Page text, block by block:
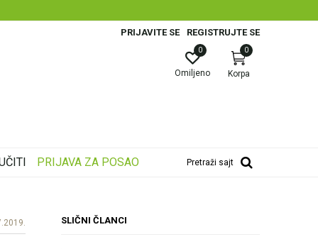
PRIJAVITE SE REGISTRUJTE SE
Korpa
0
Omiljeno
0
PRIJAVA ZA POSAO Pretraži sajt
SLIČNI ČLANCI